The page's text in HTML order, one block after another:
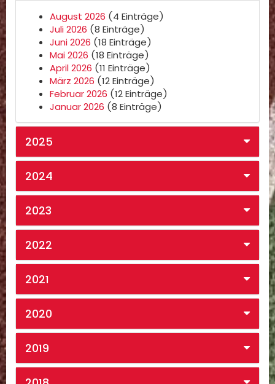
August 2026 (4 Einträge)
Juli 2026 (8 Einträge)
Juni 2026 (18 Einträge)
Mai 2026 (18 Einträge)
April 2026 (11 Einträge)
März 2026 (12 Einträge)
Februar 2026 (12 Einträge)
Januar 2026 (8 Einträge)
2025
2024
2023
2022
2021
2020
2019